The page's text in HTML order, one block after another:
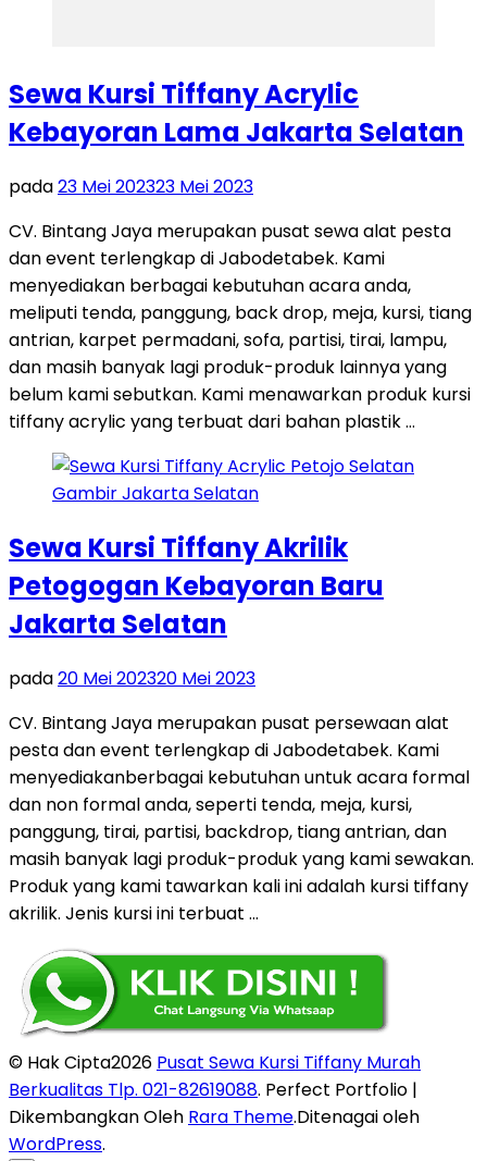
Sewa Kursi Tiffany Acrylic
Kebayoran Lama Jakarta Selatan
pada23 Mei 202323 Mei 2023
CV. Bintang Jaya merupakan pusat sewa alat pesta
dan event terlengkap di Jabodetabek. Kami
menyediakan berbagai kebutuhan acara anda,
meliputi tenda, panggung, back drop, meja, kursi, tiang
antrian, karpet permadani, sofa, partisi, tirai, lampu,
dan masih banyak lagi produk-produk lainnya yang
belum kami sebutkan. Kami menawarkan produk kursi
tiffany acrylic yang terbuat dari bahan plastik …
Sewa Kursi Tiffany Akrilik
Petogogan Kebayoran Baru
Jakarta Selatan
pada20 Mei 202320 Mei 2023
CV. Bintang Jaya merupakan pusat persewaan alat
pesta dan event terlengkap di Jabodetabek. Kami
menyediakanberbagai kebutuhan untuk acara formal
dan non formal anda, seperti tenda, meja, kursi,
panggung, tirai, partisi, backdrop, tiang antrian, dan
masih banyak lagi produk-produk yang kami sewakan.
Produk yang kami tawarkan kali ini adalah kursi tiffany
akrilik. Jenis kursi ini terbuat …
© Hak Cipta2026 Pusat Sewa Kursi Tiffany Murah
Berkualitas Tlp. 021-82619088. Perfect Portfolio |
Dikembangkan Oleh Rara Theme.Ditenagai oleh
WordPress.